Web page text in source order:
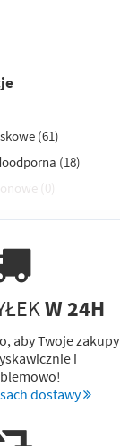
(61)
(18)
0)
W 24H
aby Twoje zakupy
i
dostawy